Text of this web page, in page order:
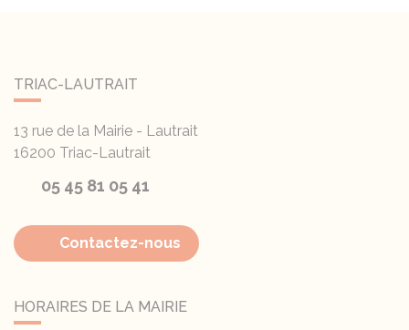
TRIAC-LAUTRAIT
13 rue de la Mairie - Lautrait
16200 Triac-Lautrait
05 45 81 05 41
Contactez-nous
HORAIRES DE LA MAIRIE